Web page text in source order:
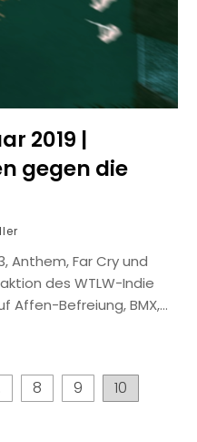
2019 |
gegen die
Anthem, Far Cry und
des WTLW-Indie
Affen-Befreiung, BMX,…
8 9 10